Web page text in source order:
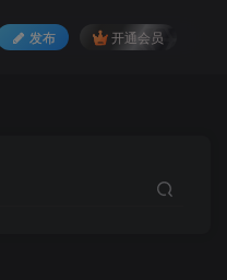
发布 开通会员